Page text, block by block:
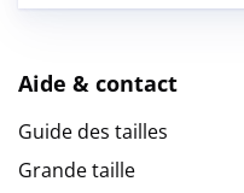
Aide & contact
Guide des tailles
Grande taille